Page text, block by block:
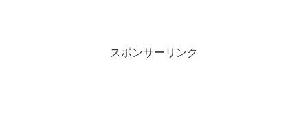
スポンサーリンク